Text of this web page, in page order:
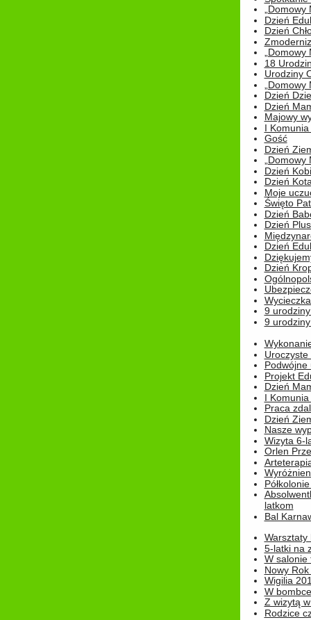
Dzień
Dzień
18
Urodziny
Dzień
Dzień
Majowy
I
Gość
Dzień
Dzień
Dzień
Moje
Święto
Dzień
Dzień
Dzień
Dzień
9
9
Podwójne
Projekt
Dzień
I
Praca
Dzień
Nasze
Wizyta 6-
Orlen
latkom
Bal
Warsztaty
5-latki na
W salonie
Nowy
Wigilia
W bombce
Z wizytą
Rodzice